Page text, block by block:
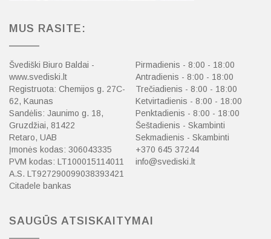
MUS RASITE:
Švediški Biuro Baldai -
www.svediski.lt
Registruota: Chemijos g. 27C-
62, Kaunas
Sandėlis: Jaunimo g. 18,
Gruzdžiai, 81422
Retaro, UAB
Įmonės kodas: 306043335
PVM kodas: LT100015114011
A.S. LT927290099038393421
Citadele bankas
Pirmadienis - 8:00 - 18:00
Antradienis - 8:00 - 18:00
Trečiadienis - 8:00 - 18:00
Ketvirtadienis - 8:00 - 18:00
Penktadienis - 8:00 - 18:00
Šeštadienis - Skambinti
Sekmadienis - Skambinti
+370 645 37244
info@svediski.lt
SAUGŪS ATSISKAITYMAI